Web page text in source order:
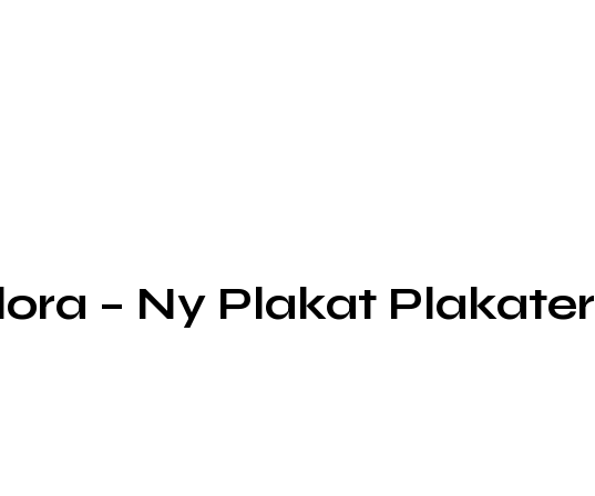
– Ny Plakat Plakater